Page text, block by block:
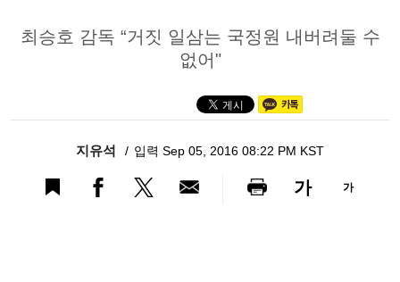
최승호 감독 “거짓 일삼는 국정원 내버려둘 수
없어"
지유석 입력 Sep 05, 2016 08:22 PM KST
가 가